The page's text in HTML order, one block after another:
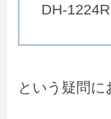
という疑問に